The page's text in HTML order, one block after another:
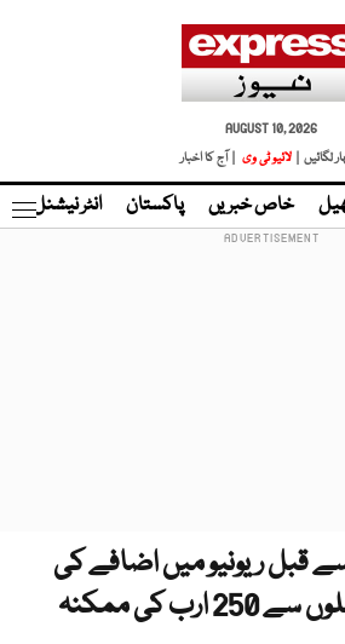
AUGUST 10, 2026
لگائیں |
لائیو ٹی وی | آج کا اخبار
خاص خبریں پاکستان انٹر نیشنل
قبل ریونیو میں اضافے کی
امید، عدالتی فیصلوں سے 250 ارب کی ممکنہ